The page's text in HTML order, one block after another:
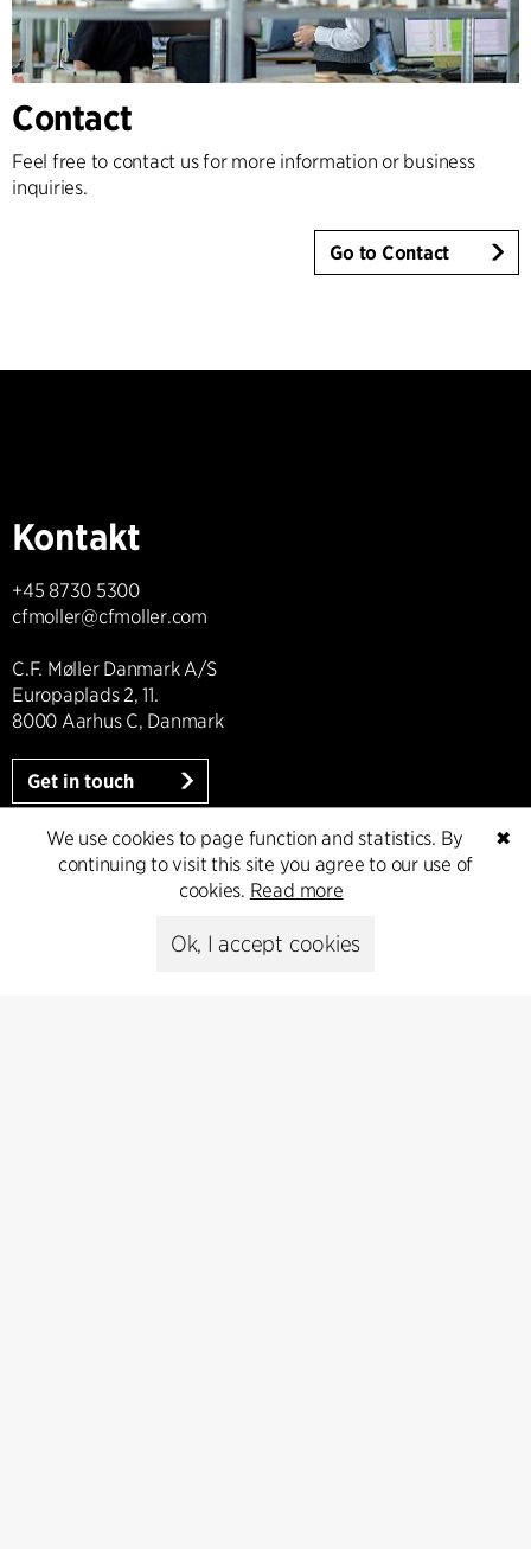
Contact
Feel free to contact us for more information or business
inquiries.
Go to Contact
Kontakt
+45 8730 5300
cfmoller@cfmoller.com
C.F. Møller Danmark A/S
Europaplads 2, 11.
8000 Aarhus C, Danmark
Get in touch
Head of Communications
✖
We use cookies to page function and statistics. By
continuing to visit this site you agree to our use of
cookies. Read more
Ok, I accept cookies